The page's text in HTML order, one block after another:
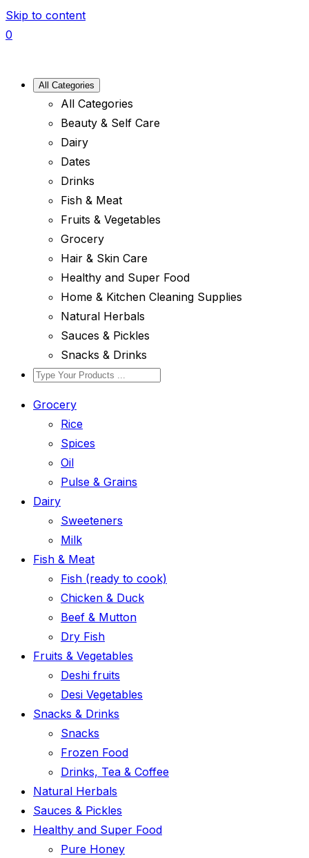
Skip to content
0
All Categories
All Categories
Beauty & Self Care
Dairy
Dates
Drinks
Fish & Meat
Fruits & Vegetables
Grocery
Hair & Skin Care
Healthy and Super Food
Home & Kitchen Cleaning Supplies
Natural Herbals
Sauces & Pickles
Snacks & Drinks
Grocery
Rice
Spices
Oil
Pulse & Grains
Dairy
Sweeteners
Milk
Fish & Meat
Fish (ready to cook)
Chicken & Duck
Beef & Mutton
Dry Fish
Fruits & Vegetables
Deshi fruits
Desi Vegetables
Snacks & Drinks
Snacks
Frozen Food
Drinks, Tea & Coffee
Natural Herbals
Sauces & Pickles
Healthy and Super Food
Pure Honey